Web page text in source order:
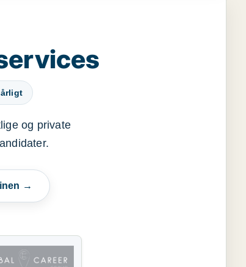
og private
→